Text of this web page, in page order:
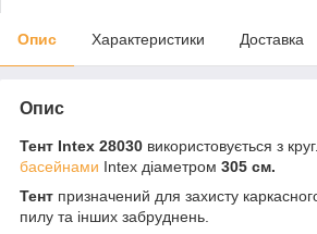
Опис Характеристики Доставка
Опис
Тент Intex 28030 використовується з
басейнами Intex діаметром 305 см.
Тент призначений для захисту
пилу та інших забруднень.